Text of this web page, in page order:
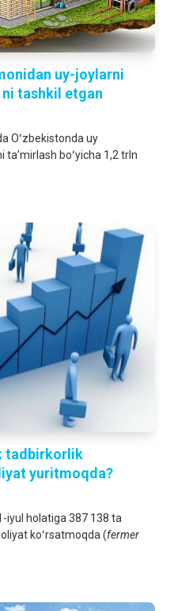
uy-joylarni
ni tashkil etgan
Oʻzbekistonda uy
boʻyicha 1,2 trln
tadbirkorlik
yuritmoqda?
iyul holatiga 387 138 ta
koʻrsatmoqda (fermer